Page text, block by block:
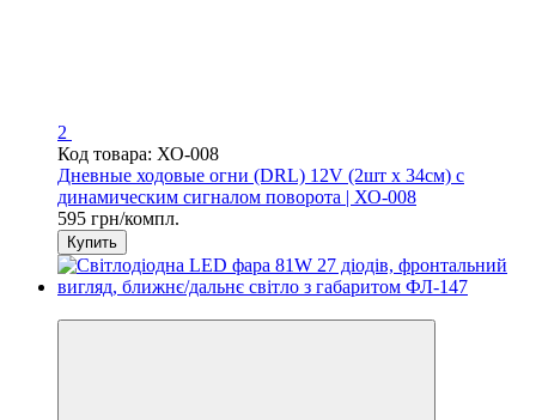
2
Код товара: ХО-008
Дневные ходовые огни (DRL) 12V (2шт х 34см) с
динамическим сигналом поворота | ХО-008
595 грн/компл.
Купить